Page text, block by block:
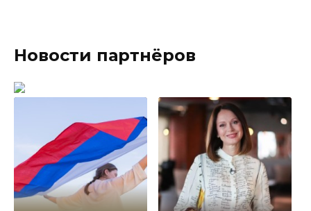
Новости партнёров